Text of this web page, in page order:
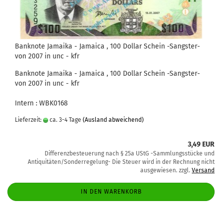
Banknote Jamaika - Jamaica , 100 Dollar Schein -Sangster-
von 2007 in unc - kfr
Banknote Jamaika - Jamaica , 100 Dollar Schein -Sangster-
von 2007 in unc - kfr
Intern : WBK0168
Lieferzeit: ca. 3-4 Tage (Ausland abweichend)
3,49 EUR
Differenzbesteuerung nach § 25a UStG -Sammlungsstücke und
Antiquitäten/Sonderregelung- Die Steuer wird in der Rechnung nicht
ausgewiesen. zzgl. Versand
IN DEN WARENKORB